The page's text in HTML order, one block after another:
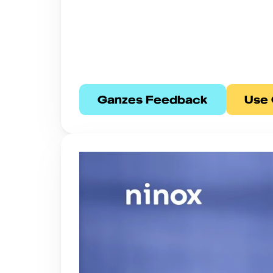
Ganzes Feedback Use